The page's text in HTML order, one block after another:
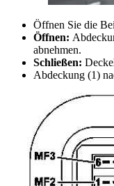
Öffnen Sie die
Öffnen:
abnehmen.
Schließen:
Abdeckung (1)